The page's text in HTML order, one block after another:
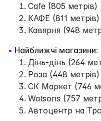
Cafe (805 метрів)
КАФЕ (811 метрів)
Кавярня (948
• Найближчі магазини:
Дінь-дінь (264
Роза (448 метрів)
СК Маркет (746
Watsons (757
Автоцентр на